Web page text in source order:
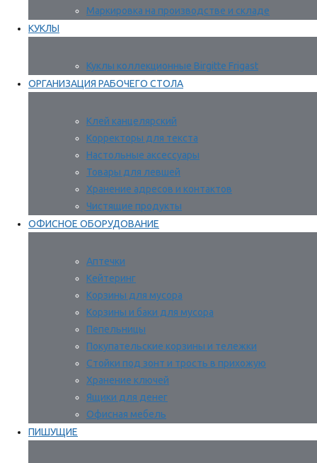
Маркировка на производстве и складе
КУКЛЫ
Куклы коллекционные Birgitte Frigast
ОРГАНИЗАЦИЯ РАБОЧЕГО СТОЛА
Клей канцелярский
Корректоры для текста
Настольные аксессуары
Товары для левшей
Хранение адресов и контактов
Чистящие продукты
ОФИСНОЕ ОБОРУДОВАНИЕ
Аптечки
Кейтеринг
Корзины для мусора
Корзины и баки для мусора
Пепельницы
Покупательские корзины и тележки
Стойки под зонт и трость в прихожую
Хранение ключей
Ящики для денег
Офисная мебель
ПИШУЩИЕ